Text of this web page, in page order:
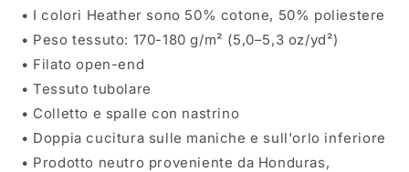
• I colori Heather sono 50% cotone, 50% poliestere
• Peso tessuto: 170-180 g/m² (5,0–5,3 oz/yd²)
• Filato open-end
• Tessuto tubolare
• Colletto e spalle con nastrino
• Doppia cucitura sulle maniche e sull'orlo inferiore
• Prodotto neutro proveniente da Honduras,